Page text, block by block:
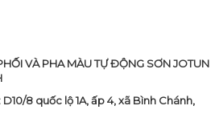
VÀ PHA MÀU TỰ ĐỘNG SƠN JOTUN
8 quốc lộ 1A, ấp 4, xã Bình Chánh,